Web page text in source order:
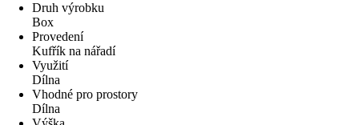
Druh výrobku
Box
Provedení
Kufřík na nářadí
Využití
Dílna
Vhodné pro prostory
Dílna